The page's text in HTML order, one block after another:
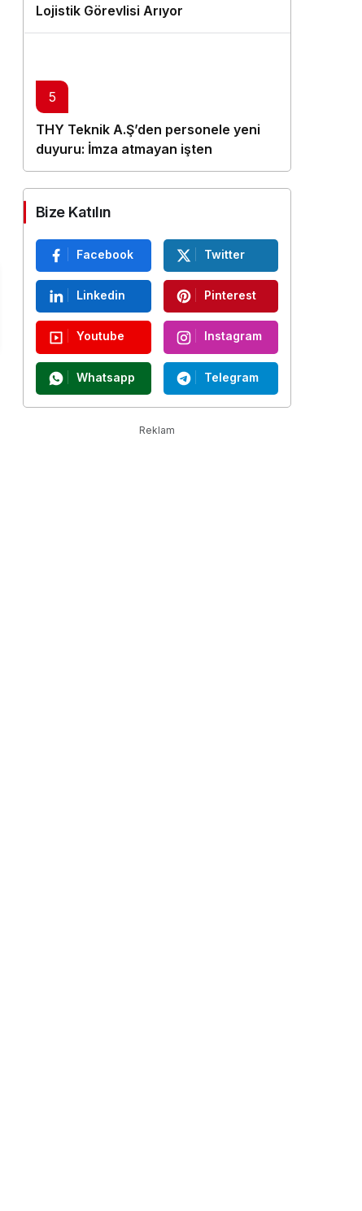
Lojistik Görevlisi Arıyor
5
THY Teknik A.Ş’den personele yeni
duyuru: İmza atmayan işten
çıkarılacak
Bize Katılın
Facebook Twitter
Linkedin Pinterest
Youtube Instagram
Whatsapp Telegram
Reklam